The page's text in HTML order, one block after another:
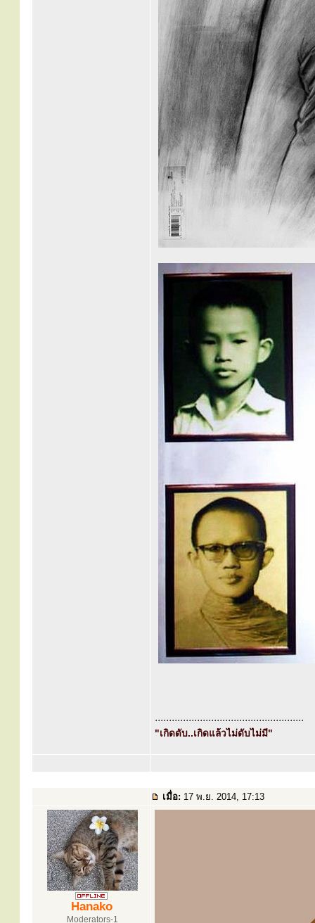
.....................................................
"เกิดดับ..เกิดแล้วไม่ดับไม่มี"
เมื่อ: 17 พ.ย. 2014, 17:13
Hanako
Moderators-1